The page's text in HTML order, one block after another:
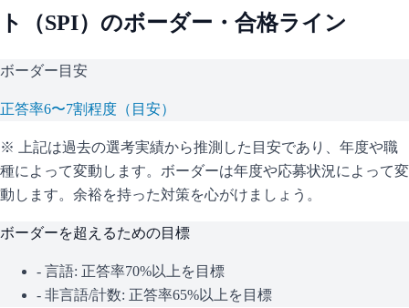
ト（SPI）のボーダー・合格ライン
ボーダー目安
正答率6〜7割程度（目安）
※ 上記は過去の選考実績から推測した目安であり、年度や職
種によって変動します。 ボーダーは年度や応募状況によって変
動します。余裕を持った対策を心がけましょう。
ボーダーを超えるための目標
- 言語: 正答率70%以上を目標
- 非言語/計数: 正答率65%以上を目標